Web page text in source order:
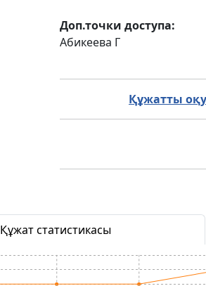
Доп.точки доступа:
Абикеева Г
Құжатты оқу
Құжат статистикасы